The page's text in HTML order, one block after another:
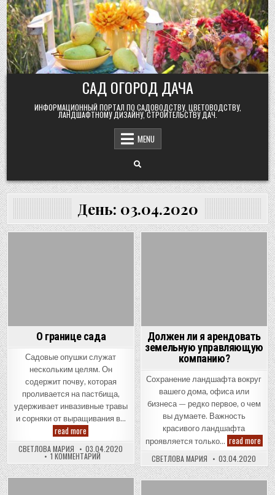
Skip
to
content
САД ОГОРОД ДАЧА
ИНФОРМАЦИОННЫЙ ПОРТАЛ ПО САДОВОДСТВУ, ЦВЕТОВОДСТВУ,
ЛАНДШАФТНОМУ ДИЗАЙНУ, СТРОИТЕЛЬСТВУ ДАЧ.
MENU
День: 03.04.2020
О границе сада
Садовые опушки служат
нескольким целям. Он
содержит почву, которая
проливается на пастбища,
удерживает инвазивные травы
и сорняки от выращивания в…
read more
границе
сада
СВЕТЛОВА МАРИЯ 03.04.2020
1 КОММЕНТАРИЙК
ЗАПИСИ
О
ГРАНИЦЕ
Должен ли я арендовать
земельную управляющую
компанию?
Сохранение ландшафта вокруг
вашего дома, офиса или
бизнеса — редко первое, о чем
вы думаете. Важность
красивого ландшафта
проявляется только… read more
ли
СВЕТЛОВА МАРИЯ 03.04.2020